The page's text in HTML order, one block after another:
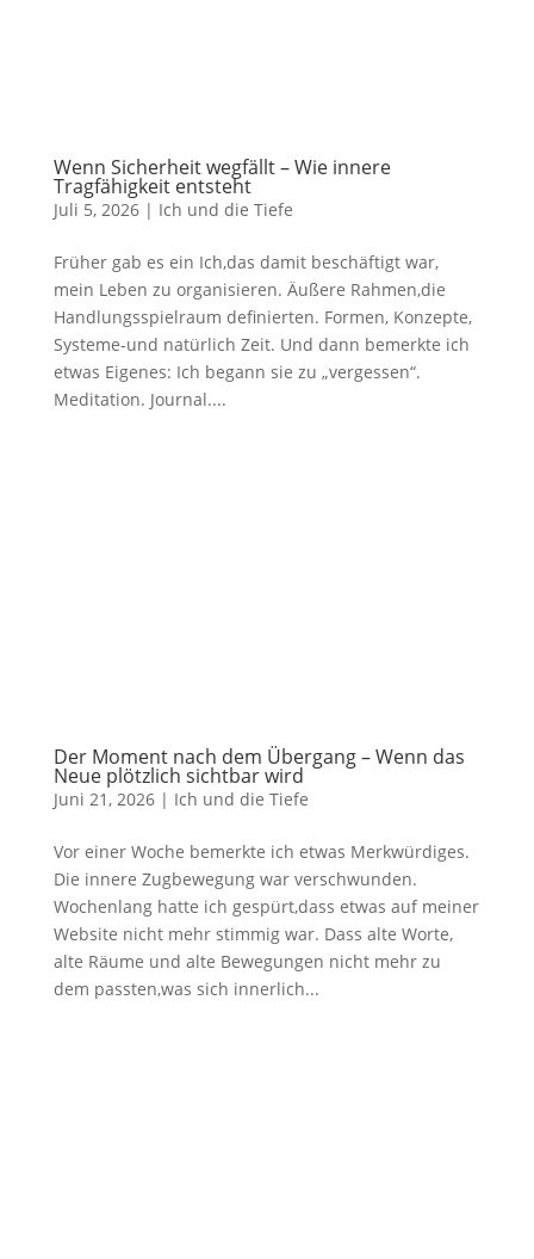
Wenn Sicherheit wegfällt – Wie innere
Tragfähigkeit entsteht
Juli 5, 2026| Ich und die Tiefe
Früher gab es ein Ich,das damit beschäftigt war,
mein Leben zu organisieren. Äußere Rahmen,die
Handlungsspielraum definierten. Formen, Konzepte,
Systeme-und natürlich Zeit. Und dann bemerkte ich
etwas Eigenes: Ich begann sie zu „vergessen“.
Meditation. Journal....
Der Moment nach dem Übergang – Wenn das
Neue plötzlich sichtbar wird
Juni 21, 2026| Ich und die Tiefe
Vor einer Woche bemerkte ich etwas Merkwürdiges.
Die innere Zugbewegung war verschwunden.
Wochenlang hatte ich gespürt,dass etwas auf meiner
Website nicht mehr stimmig war. Dass alte Worte,
alte Räume und alte Bewegungen nicht mehr zu
dem passten,was sich innerlich...